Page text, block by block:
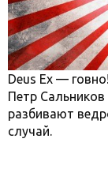
Deus Ex —
Петр
разбивают
случай.